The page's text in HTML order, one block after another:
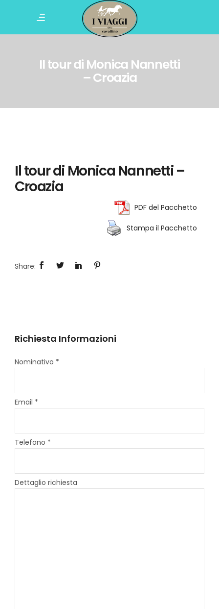
Il tour di Monica Nannetti
– Croazia
Il tour di Monica Nannetti –
Croazia
PDF del Pacchetto
Stampa il Pacchetto
Richiesta Informazioni
Nominativo *
Email *
Telefono *
Dettaglio richiesta